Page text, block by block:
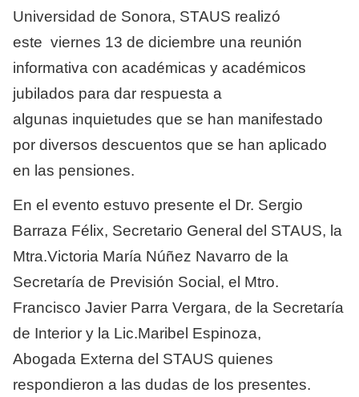
Universidad de Sonora, STAUS realizó
este viernes 13 de diciembre una reunión
informativa con académicas y académicos
jubilados para dar respuesta a
algunas inquietudes que se han manifestado
por diversos descuentos que se han aplicado
en las pensiones.
En el evento estuvo presente el Dr. Sergio
Barraza Félix, Secretario General del STAUS, la
Mtra.Victoria María Núñez Navarro de la
Secretaría de Previsión Social, el Mtro.
Francisco Javier Parra Vergara, de la Secretaría
de Interior y la Lic.Maribel Espinoza,
Abogada Externa del STAUS quienes
respondieron a las dudas de los presentes.